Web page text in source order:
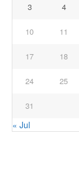
3 4
10 11
17 18
24 25
31
« Jul